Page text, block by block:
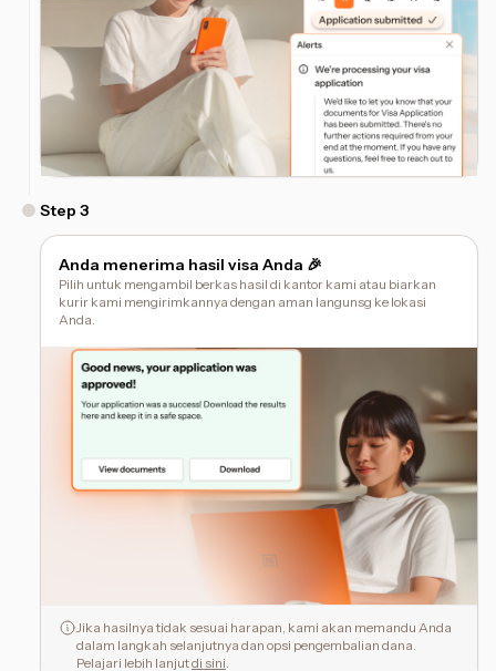
Step 3
Anda menerima hasil visa Anda 🎉
Pilih untuk mengambil berkas hasil di kantor kami atau biarkan
kurir kami mengirimkannya dengan aman langunsg ke lokasi
Anda.
Jika hasilnya tidak sesuai harapan, kami akan memandu Anda
dalam langkah selanjutnya dan opsi pengembalian dana.
Pelajari lebih lanjutdi sini